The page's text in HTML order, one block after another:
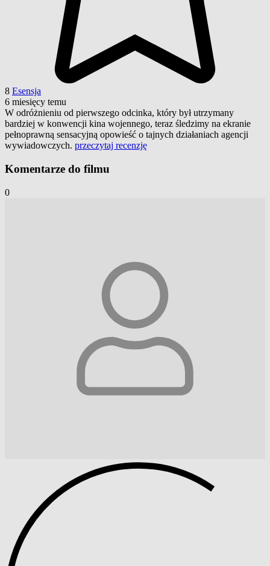
8 Esensja
6 miesięcy temu
W odróżnieniu od pierwszego odcinka, który był utrzymany
bardziej w konwencji kina wojennego, teraz śledzimy na ekranie
pełnoprawną sensacyjną opowieść o tajnych działaniach agencji
wywiadowczych. przeczytaj recenzję
Komentarze do filmu
0